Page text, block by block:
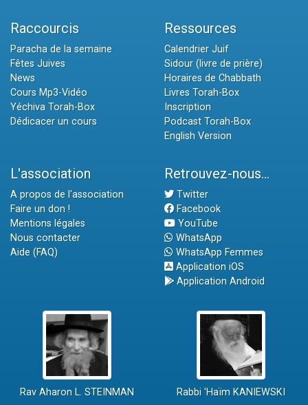
Raccourcis
Paracha de la semaine
Fêtes Juives
News
Cours Mp3-Vidéo
Yéchiva Torah-Box
Dédicacer un cours
Ressources
Calendrier Juif
Sidour (livre de prière)
Horaires de Chabbath
Livres Torah-Box
Inscription
Podcast Torah-Box
English Version
L'association
A propos de l'association
Faire un don !
Mentions légales
Nous contacter
Aide (FAQ)
Retrouvez-nous...
Twitter
Facebook
YouTube
WhatsApp
WhatsApp Femmes
Application iOS
Application Android
Rav Aharon L. STEINMAN Rabbi 'Haïm KANIEWSKI